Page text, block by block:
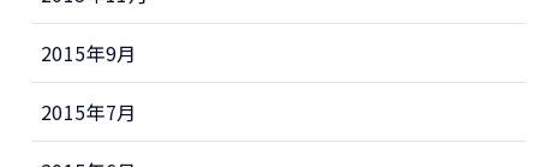
2015年9月
2015年7月